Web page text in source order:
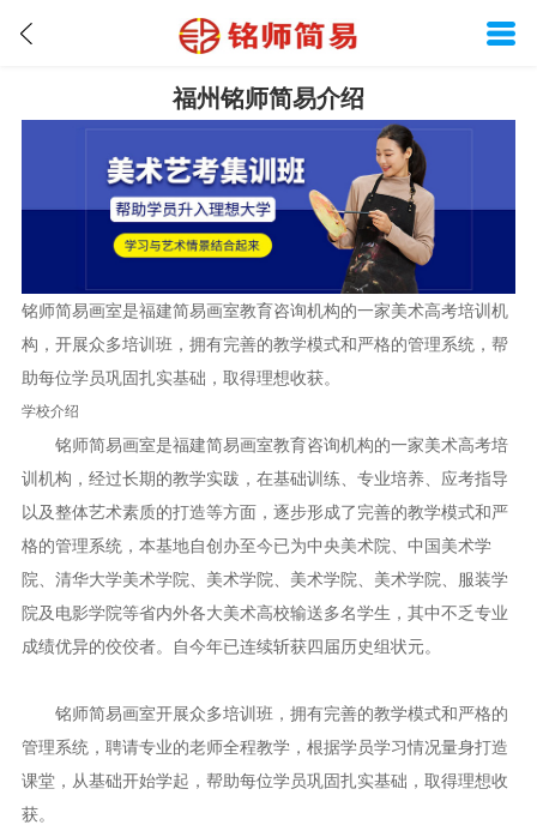
福州铭师简易介绍
铭师简易画室是福建简易画室教育咨询机构的一家美术高考培训机
构，开展众多培训班，拥有完善的教学模式和严格的管理系统，帮
助每位学员巩固扎实基础，取得理想收获。
学校介绍
铭师简易画室是福建简易画室教育咨询机构的一家美术高考培
训机构，经过长期的教学实跋，在基础训练、专业培养、应考指导
以及整体艺术素质的打造等方面，逐步形成了完善的教学模式和严
格的管理系统，本基地自创办至今已为中央美术院、中国美术学
院、清华大学美术学院、美术学院、美术学院、美术学院、服装学
院及电影学院等省内外各大美术高校输送多名学生，其中不乏专业
成绩优异的佼佼者。自今年已连续斩获四届历史组状元。
铭师简易画室开展众多培训班，拥有完善的教学模式和严格的
管理系统，聘请专业的老师全程教学，根据学员学习情况量身打造
课堂，从基础开始学起，帮助每位学员巩固扎实基础，取得理想收
获。